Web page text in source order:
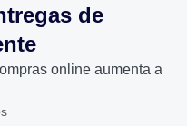
de
online aumenta a